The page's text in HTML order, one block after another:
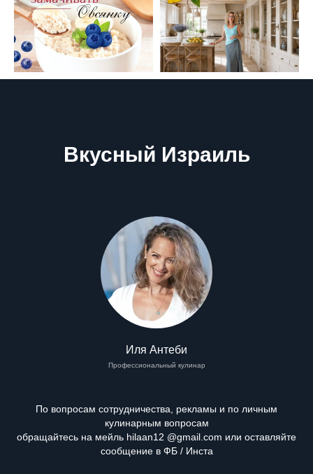
Вкусный Израиль
Иля Антеби
Профессиональный кулинар
По вопросам сотрудничества, рекламы и по личным
кулинарным вопросам
обращайтесь на мейль hilaan12 @gmail.com или оставляйте
сообщение в ФБ / Инста